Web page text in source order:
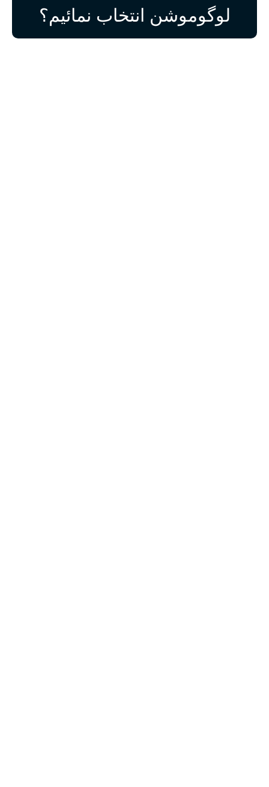
لوگوموشن انتخاب نمائیم؟